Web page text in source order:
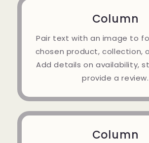
Column
Pair text with an image to
chosen product, collection,
Add details on availability,
provide a review.
Column